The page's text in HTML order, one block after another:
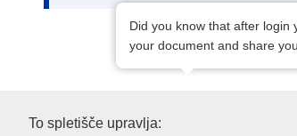
Did you know that after login
your document and share
Urad za publikacije
To spletišče upravlja: